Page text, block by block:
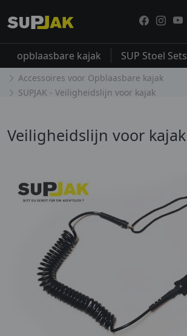
opblaasbare kajak SUP Stoel Sets
Accessoires voor Opblaasbare kajak
SUPJAK - Veiligheidslijn voor kajak
Veiligheidslijn voor kajak